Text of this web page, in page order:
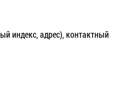
индекс, адрес), контактный